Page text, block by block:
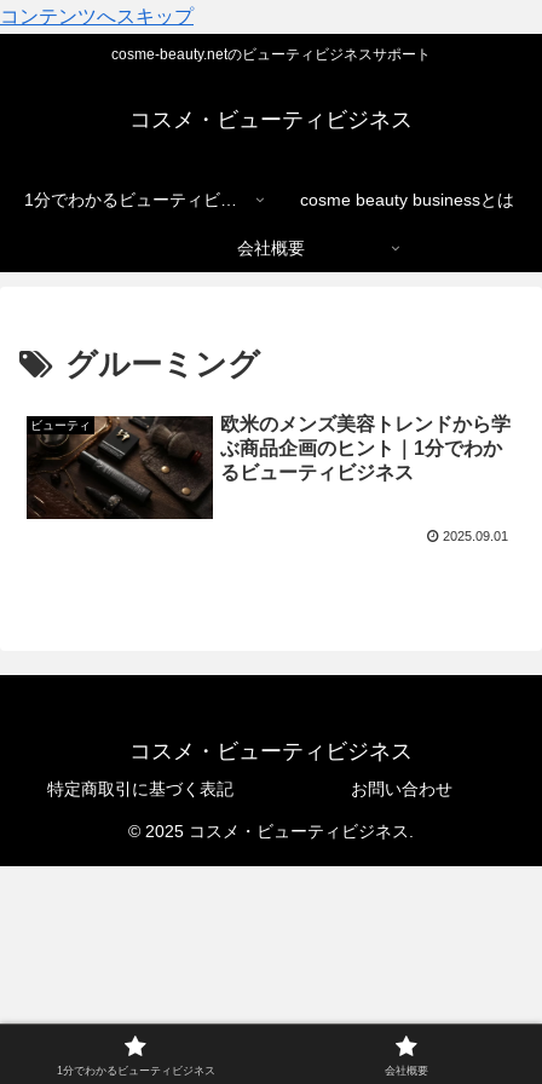
コンテンツへスキップ
cosme-beauty.netのビューティビジネスサポート
コスメ・ビューティビジネス
1分でわかるビューティビジネス cosme beauty businessとは
会社概要
グルーミング
ビューティ
欧米のメンズ美容トレンドから学
ぶ商品企画のヒント｜1分でわか
るビューティビジネス
2025.09.01
コスメ・ビューティビジネス
特定商取引に基づく表記 お問い合わせ
© 2025 コスメ・ビューティビジネス.
1分でわかるビューティビジネス 会社概要